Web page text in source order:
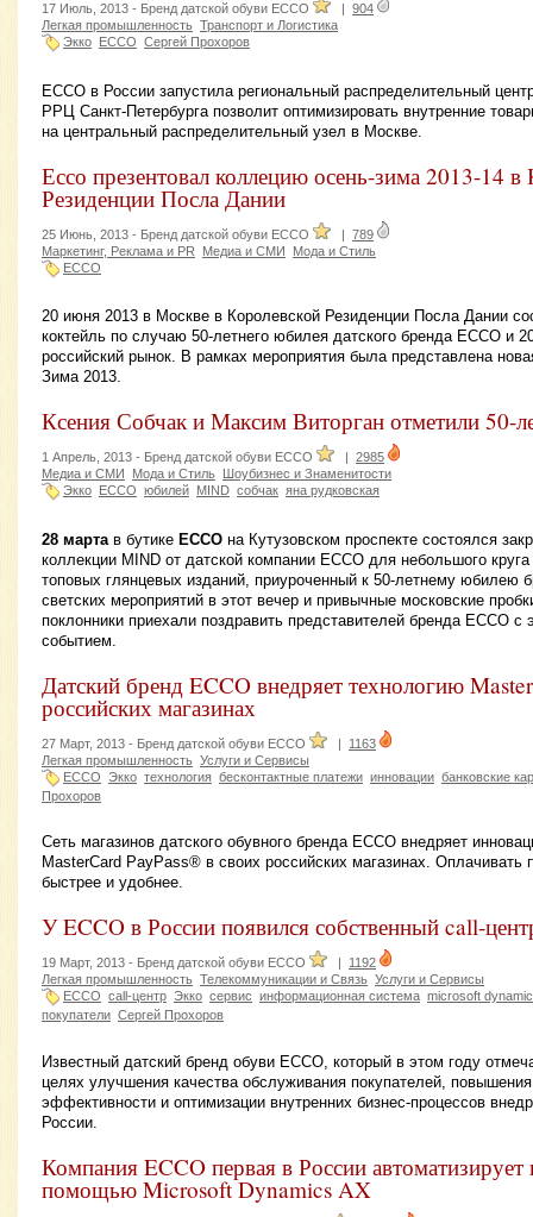
17 Июль, 2013 - Бренд датской обуви ECCO | 904
Легкая промышленность Транспорт и Логистика
Экко ECCO Сергей Прохоров
ECCO в России запустила региональный распределительный
РРЦ Санкт-Петербурга позволит оптимизировать внутренние
на центральный распределительный узел в Москве.
Ессо презентовал коллецию осень-зима 2013-14 в
Резиденции Посла Дании
25 Июнь, 2013 - Бренд датской обуви ECCO | 789
Маркетинг, Реклама и PR
Медиа и СМИ
Мода и Стиль
ECCO
20 июня 2013 в Москве в Королевской Резиденции Посла Дании
коктейль по случаю 50-летнего юбилея датского бренда ECCO и
российский рынок. В рамках мероприятия была представлена
Зима 2013.
Ксения Собчак и Максим Виторган отметили
1 Апрель, 2013 - Бренд датской обуви ECCO | 2985
Медиа и СМИ
Мода и Стиль Шоубизнес и Знаменитости
Экко ECCO юбилей MIND собчак яна рудковская
28 марта в бутике ECCO на Кутузовском проспекте состоялся
коллекции MIND от датской компании ECCO для небольшого
топовых глянцевых изданий, приуроченный к 50-летнему юбилею
светских мероприятий в этот вечер и привычные московские
поклонники приехали поздравить представителей бренда ECCO
событием.
Датский бренд ECCO внедряет технологию
российских магазинах
27 Март, 2013 - Бренд датской обуви ECCO | 1163
Легкая промышленность Услуги и Сервисы
ECCO Экко технология бесконтактные платежи инновации банковские
Прохоров
Сеть магазинов датского обувного бренда ECCO внедряет
MasterCard PayPass® в своих российских магазинах. Оплачивать
быстрее и удобнее.
У ECCO в России появился собственный call-
19 Март, 2013 - Бренд датской обуви ECCO
1192
Легкая промышленность Телекоммуникации и Связь Услуги и Сервисы
ECCO call-центр Экко сервис информационная система microsoft
покупатели Сергей Прохоров
Известный датский бренд обуви ЕССО, который в этом году
целях улучшения качества обслуживания покупателей,
эффективности и оптимизации внутренних бизнес-процессов
России.
Компания ECCO первая в России автоматизирует
помощью Microsoft Dynamics AX